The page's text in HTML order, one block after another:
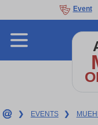
Event
❯ EVENTS ❯